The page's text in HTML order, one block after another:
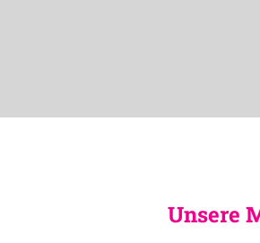
Unsere